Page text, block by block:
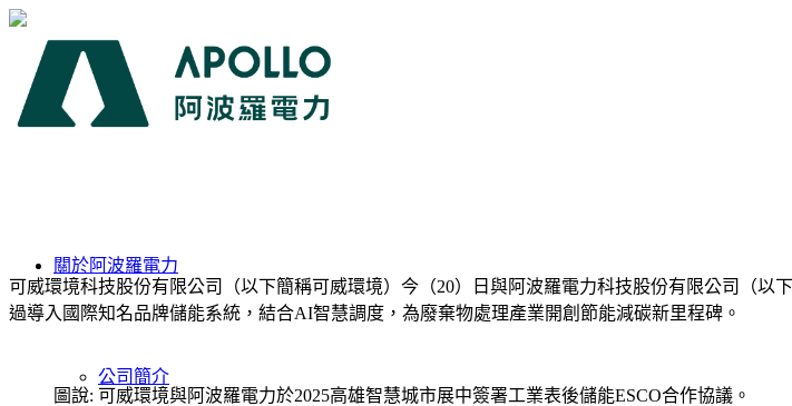
關於阿波羅電力
公司簡介
可威環境科技股份有限公司（以下簡稱可威環境）今（20）日與阿波羅電力科技股份有限公司（
過導入國際知名品牌儲能系統，結合AI智慧調度，為廢棄物處理產業開創節能減碳新里程碑。
圖說: 可威環境與阿波羅電力於2025高雄智慧城市展中簽署工業表後儲能ESCO合作協議。